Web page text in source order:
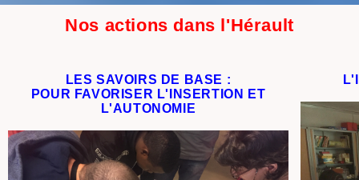
Nos actions dans l'Hérault
LES SAVOIRS DE BASE :
POUR FAVORISER L'INSERTION ET
L'AUTONOMIE